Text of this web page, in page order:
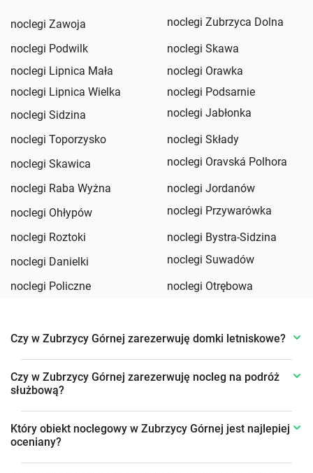
noclegi Zawoja
noclegi Zubrzyca Dolna
noclegi Podwilk
noclegi Skawa
noclegi Lipnica Mała
noclegi Orawka
noclegi Lipnica Wielka
noclegi Podsarnie
noclegi Sidzina
noclegi Jabłonka
noclegi Toporzysko
noclegi Składy
noclegi Skawica
noclegi Oravská Polhora
noclegi Raba Wyżna
noclegi Jordanów
noclegi Ohłypów
noclegi Przywarówka
noclegi Roztoki
noclegi Bystra-Sidzina
noclegi Danielki
noclegi Suwadów
noclegi Policzne
noclegi Otrębowa
Czy w Zubrzycy Górnej zarezerwuję domki letniskowe?
Czy w Zubrzycy Górnej zarezerwuję nocleg na podróż
służbową?
Który obiekt noclegowy w Zubrzycy Górnej jest najlepiej
oceniany?